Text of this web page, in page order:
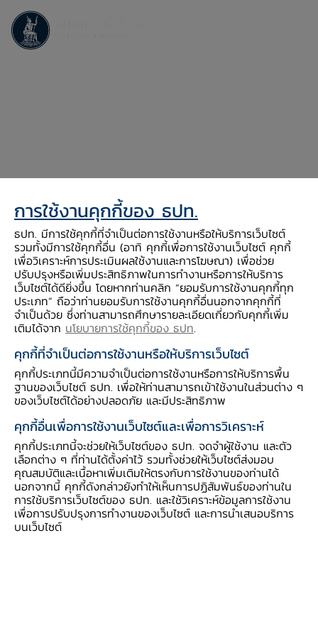
ความช่วยเหลือ
ติดต่อเรา
อีเมลงานรับ-ส่งเอกสารกับ ธปท.
ช่องทางอิเล็กทรอนิกส์สำหรับติดต่อ ธปท.
ช่องทางร้องเรียนของสำนักงาน ป.ป.ช. และสำนักงาน
ป.ป.ท.
ข้อมูลที่เป็นประโยชน์
การใช้งานคุกกี้ของ ธปท.
ธปท. มีการใช้คุกกี้ที่จำเป็นต่อการใช้งานหรือให้บริการเว็บไซต์
รวมทั้งมีการใช้คุกกี้อื่น (อาทิ คุกกี้เพื่อการใช้งานเว็บไซต์ คุกกี้
เพื่อวิเคราะห์การประเมินผลใช้งานและการโฆษณา) เพื่อช่วย
ปรับปรุงหรือเพิ่มประสิทธิภาพในการทำงานหรือการให้บริการ
เว็บไซต์ได้ดียิ่งขึ้น โดยหากท่านคลิก “ยอมรับการใช้งานคุกกี้ทุก
ประเภท” ถือว่าท่านยอมรับการใช้งานคุกกี้อื่นนอกจากคุกกี้ที่
จำเป็นด้วย ซึ่งท่านสามารถศึกษารายละเอียดเกี่ยวกับคุกกี้เพิ่ม
เติมได้จาก นโยบายการใช้คุกกี้ของ ธปท.
คุกกี้ที่จำเป็นต่อการใช้งานหรือให้บริการเว็บไซต์
คุกกี้ประเภทนี้มีความจำเป็นต่อการใช้งานหรือการให้บริการพื้น
ฐานของเว็บไซต์ ธปท. เพื่อให้ท่านสามารถเข้าใช้งานในส่วนต่าง ๆ
ของเว็บไซต์ได้อย่างปลอดภัย และมีประสิทธิภาพ
คุกกี้อื่นเพื่อการใช้งานเว็บไซต์และเพื่อการวิเคราะห์
คุกกี้ประเภทนี้จะช่วยให้เว็บไซต์ของ ธปท. จดจำผู้ใช้งาน และตัว
เลือกต่าง ๆ ที่ท่านได้ตั้งค่าไว้ รวมทั้งช่วยให้เว็บไซต์ส่งมอบ
คุณสมบัติและเนื้อหาเพิ่มเติมให้ตรงกับการใช้งานของท่านได้
นอกจากนี้ คุกกี้ดังกล่าวยังทำให้เห็นการปฏิสัมพันธ์ของท่านใน
การใช้บริการเว็บไซต์ของ ธปท. และใช้วิเคราะห์ข้อมูลการใช้งาน
เพื่อการปรับปรุงการทำงานของเว็บไซต์ และการนำเสนอบริการ
บนเว็บไซต์